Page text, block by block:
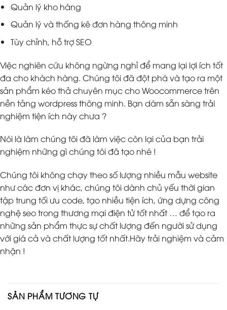
Quản lý kho hàng
Quản lý và thống kê đơn hàng thông minh
Tùy chỉnh, hỗ trợ SEO
Việc nghiên cứu không ngừng nghỉ để mang lại lợi ích tốt
đa cho khách hàng. Chúng tôi đã đột phá và tạo ra một
sản phẩm kéo thả chuyên mục cho Woocommerce trên
nền tảng wordpress thông minh. Bạn dám sẵn sàng trải
nghiệm tiện ích này chưa ?
Nói là làm chúng tôi đã làm việc còn lại của bạn trải
nghiệm những gì chúng tôi đã tạo nhé !
Chúng tôi không chạy theo số lượng nhiều mẫu website
như các đơn vị khác, chúng tôi dành chủ yếu thời gian
tập trung tối ưu code, tạo nhiều tiện ích, ứng dựng công
nghệ seo trong thương mại điện tử tốt nhất … để tạo ra
những sản phẩm thực sự chất lượng đến người sử dụng
với giá cả và chất lượng tốt nhất.Hãy trải nghiệm và cảm
nhận !
SẢN PHẨM TƯƠNG TỰ